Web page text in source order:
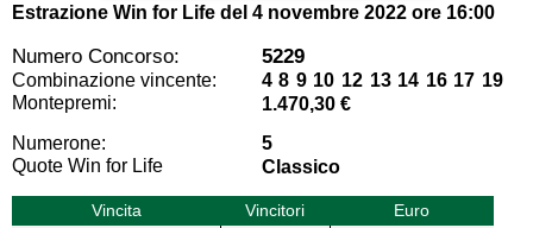
Estrazione Win for Life del 4 novembre 2022 ore 16:00
Numero Concorso: 5229
Combinazione vincente:
4 8 9 10 12 13 14 16 17 19
Montepremi:
1.470,30 €
Numerone:
5
Quote Win for Life
Classico
Vincita Vincitori
Euro